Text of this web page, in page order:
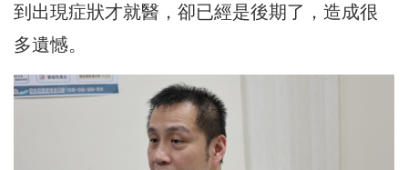
到出現症狀才就醫，卻已經是後期了，造成很
多遺憾。